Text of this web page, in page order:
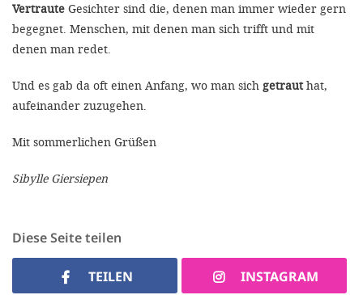
Vertraute Gesichter sind die, denen man immer wieder gern
begegnet. Menschen, mit denen man sich trifft und mit
denen man redet.
Und es gab da oft einen Anfang, wo man sich getrauthat,
aufeinander zuzugehen.
Mit sommerlichen Grüßen
Sibylle Giersiepen
Diese Seite teilen
TEILEN INSTAGRAM
Sie